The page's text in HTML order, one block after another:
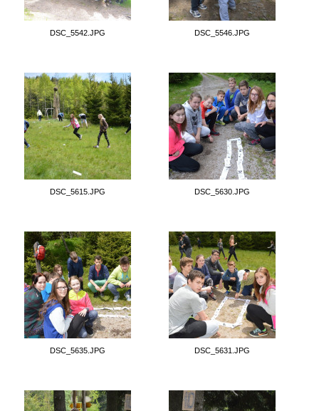
DSC_5542.JPG DSC_5546.JPG
DSC_5615.JPG DSC_5630.JPG
DSC_5635.JPG DSC_5631.JPG